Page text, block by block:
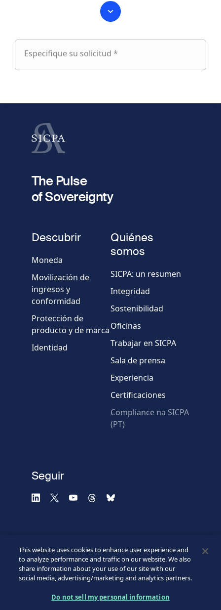
Especifique su solicitud *
Especifique
Apellido
fieldset
teléfono
País
Mensaje
* Campos obligatorios
The Pulse
of Sovereignty
Descubrir
Moneda
Movilización de
ingresos y
conformidad
Protección de
producto y de marca
Identidad
Quiénes
somos
SICPA: un resumen
Integridad
Sostenibilidad
Oficinas
Trabajar en SICPA
Sala de prensa
Experiencia
Certificaciones
Compliance na SICPA
(PT)
Seguir
Footer
©2026 SICPA HOLDING SA.
This website uses cookies to enhance user experience and
to analyze performance and traffic on our website. We also
share information about your use of our site with our
social media, advertising/marketing and analytics partners.
Do not sell my personal information